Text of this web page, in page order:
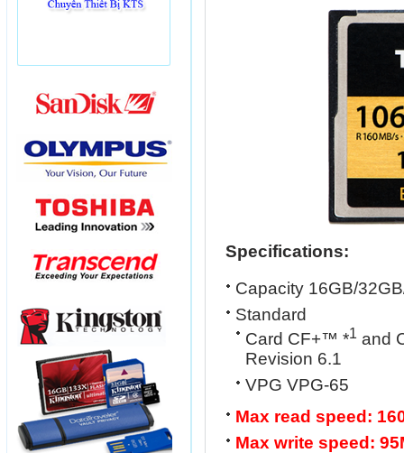
Specifications:
Capacity 16GB/
Standard
Card CF+™ *1 and
Revision 6.1
VPG VPG-65
Max read speed:
Max write speed: